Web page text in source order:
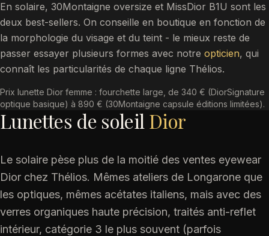
En solaire, 30Montaigne oversize et MissDior B1U sont les
deux best-sellers. On conseille en boutique en fonction de
la morphologie du visage et du teint - le mieux reste de
passer essayer plusieurs formes avec notre opticien, qui
connaît les particularités de chaque ligne Thélios.
Prix lunette Dior femme : fourchette large, de 340 € (DiorSignature
optique basique) à 890 € (30Montaigne capsule éditions limitées).
Lunettes de soleil Dior
Le solaire pèse plus de la moitié des ventes eyewear
Dior chez Thélios. Mêmes ateliers de Longarone que
les optiques, mêmes acétates italiens, mais avec des
verres organiques haute précision, traités anti-reflet
intérieur, catégorie 3 le plus souvent (parfois